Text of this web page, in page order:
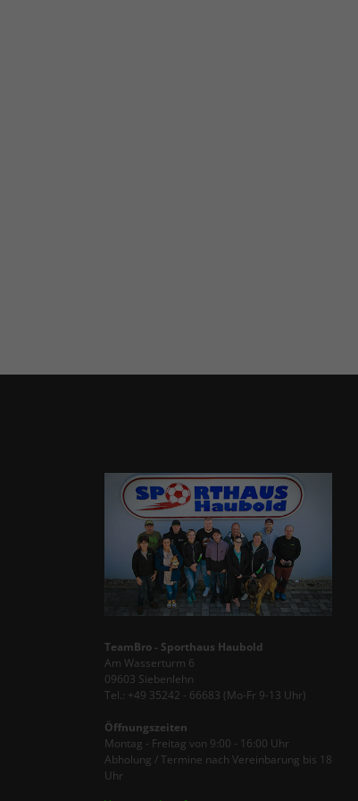
TeamBro - Sporthaus Haubold
Am Wasserturm 6
09603 Siebenlehn
Tel.: +49 35242 - 66683 (Mo-Fr 9-13 Uhr)
Öffnungszeiten
Montag - Freitag von 9:00 - 16:00 Uhr
Abholung / Termine nach Vereinbarung bis 18
Uhr